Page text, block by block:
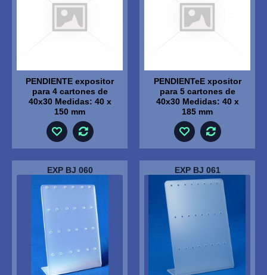
PENDIENTE expositor
para 4 cartones de
40x30 Medidas: 40 x
150 mm
PENDIENTeE xpositor
para 5 cartones de
40x30 Medidas: 40 x
185 mm
EXP BJ 060 EXP BJ 061